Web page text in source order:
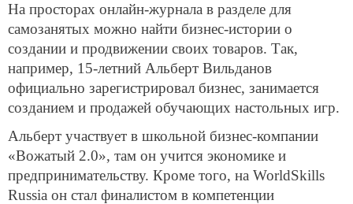
На просторах онлайн-журнала в разделе для
самозанятых можно найти бизнес-истории о
создании и продвижении своих товаров. Так,
например, 15-летний Альберт Вильданов
официально зарегистрировал бизнес, занимается
созданием и продажей обучающих настольных игр.
Альберт участвует в школьной бизнес-компании
«Вожатый 2.0», там он учится экономике и
предпринимательству. Кроме того, на WorldSkills
Russia он стал финалистом в компетенции